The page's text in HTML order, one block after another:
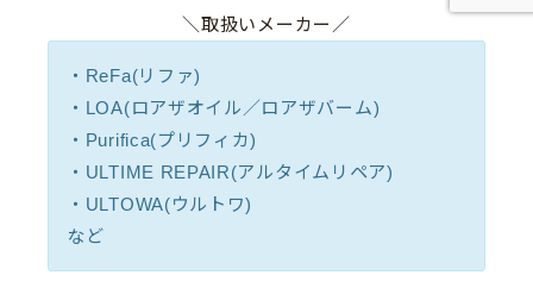
＼取扱いメーカー／
・ReFa(リファ)
・LOA(ロアザオイル／ロアザバーム)
・Purifica(プリフィカ)
・ULTIME REPAIR(アルタイムリペア)
・ULTOWA(ウルトワ)
など